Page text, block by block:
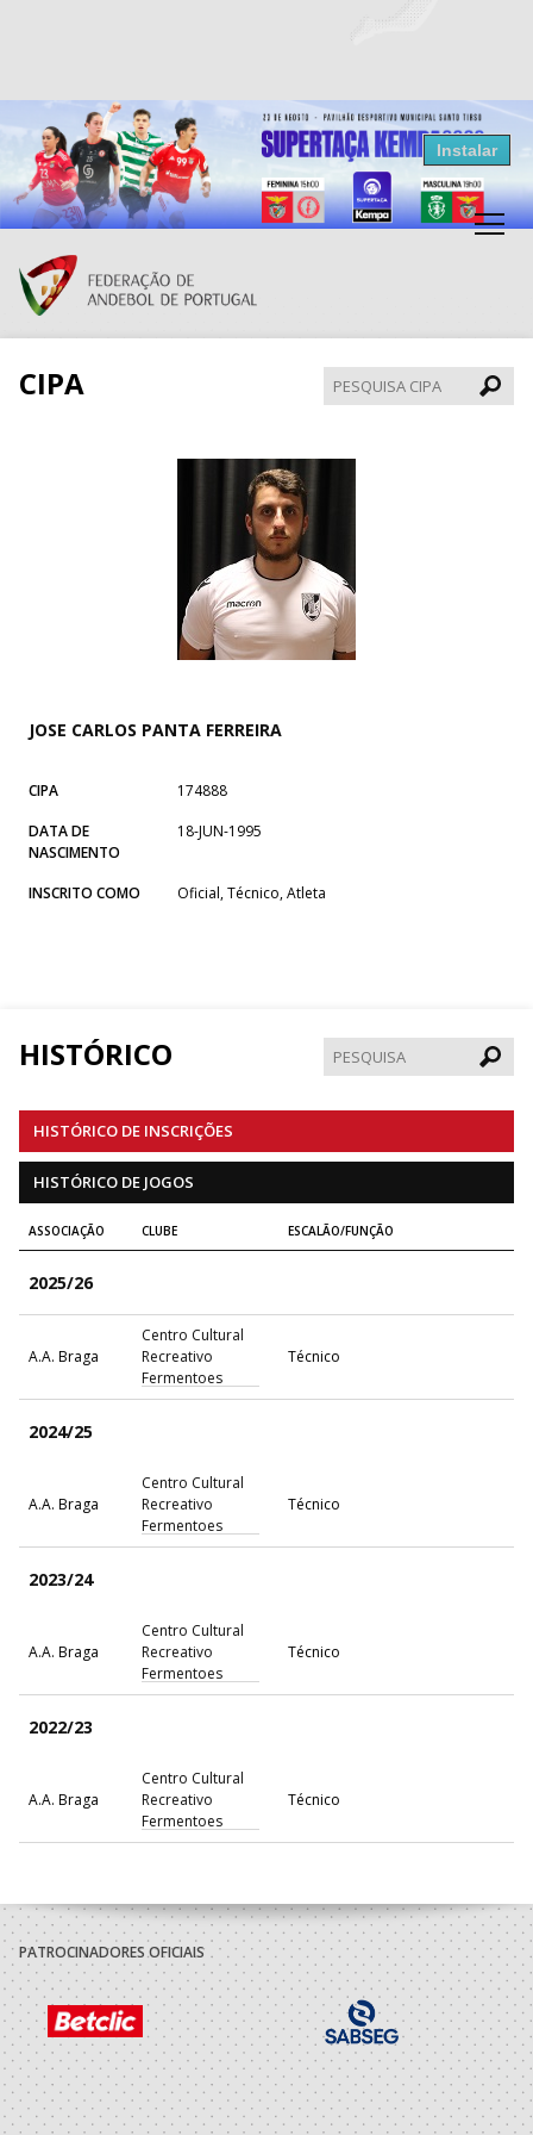
Resultados Andebol
Federação de Andebol de Portugal
Grátis - Disponivel na Play Store
Instalar
CIPA
CIPA
JOSE CARLOS PANTA FERREIRA
CIPA
174888
DATA DE
NASCIMENTO
18-JUN-1995
INSCRITO COMO Oficial, Técnico, Atleta
HISTÓRICO
HISTÓRICO DE INSCRIÇÕES
HISTÓRICO DE JOGOS
ASSOCIAÇÃO CLUBE ESCALÃO/FUNÇÃO
2025/26
A.A. Braga
Centro Cultural
Recreativo
Fermentoes
Técnico
2024/25
A.A. Braga
Centro Cultural
Recreativo
Fermentoes
Técnico
2023/24
A.A. Braga
Centro Cultural
Recreativo
Fermentoes
Técnico
2022/23
A.A. Braga
Centro Cultural
Recreativo
Fermentoes
Técnico
Masculinas
2021/22
A.A. Braga
Centro Cultural
Recreativo
Fermentoes
Técnico
2020/21
PATROCINADORES OFICIAIS